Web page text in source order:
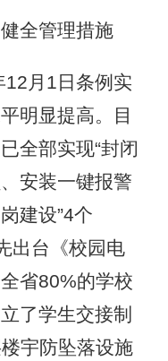
管理措施
月1日条例实
明显提高。目
全部实现“封闭
安装一键报警
建设”4个
出台《校园电
省80%的学校
了学生交接制
宇防坠落设施